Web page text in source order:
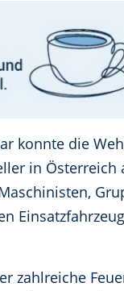
konnte die
in
zahlreiche